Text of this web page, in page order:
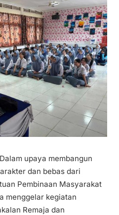
upaya membangun
dan bebas dari
Pembinaan Masyarakat
menggelar kegiatan
Remaja dan